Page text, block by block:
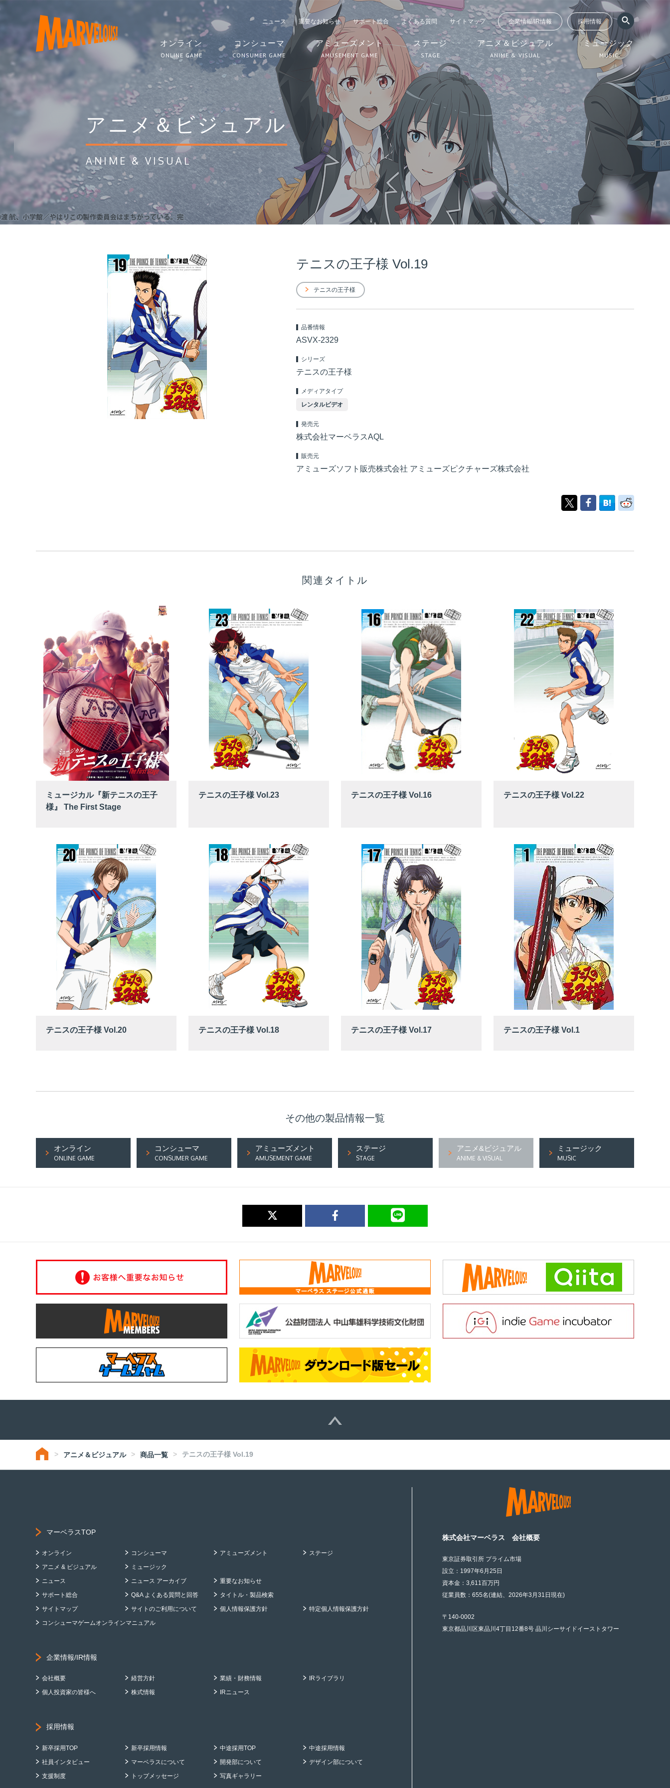
ニュース 重要なお知らせ サポート総合 よくある質問 サイトマップ 企業情報/IR情報 採用情報
オンライン
ONLINE GAME
コンシューマ
CONSUMER GAME
アミューズメント
AMUSEMENT GAME
ステージ
STAGE
アニメ＆ビジュアル
ANIME & VISUAL
ミュージック
MUSIC
アニメ＆ビジュアル
ANIME & VISUAL
テニスの王子様 Vol.19
テニスの王子様
品番情報
ASVX-2329
シリーズ
テニスの王子様
メディアタイプ
レンタルビデオ
発売元
株式会社マーベラスAQL
販売元
アミューズソフト販売株式会社 アミューズピクチャーズ株式会社
関連タイトル
ミュージカル『新テニスの王子
様』 The First Stage
テニスの王子様 Vol.23 テニスの王子様 Vol.16 テニスの王子様 Vol.22
テニスの王子様 Vol.20 テニスの王子様 Vol.18 テニスの王子様 Vol.17 テニスの王子様 Vol.1
その他の製品情報一覧
オンライン
ONLINE GAME
コンシューマ
CONSUMER GAME
アミューズメント
AMUSEMENT GAME
ステージ
STAGE
アニメ&ビジュアル
ANIME & VISUAL
ミュージック
MUSIC
アニメ＆ビジュアル 商品一覧 テニスの王子様 Vol.19
マーベラスTOP
オンライン コンシューマ アミューズメント
ステージ
アニメ & ビジュアル
ミュージック
ニュース
ニュース アーカイブ
重要なお知らせ
サポート総合
Q&A よくある質問と回答
タイトル・製品検索
サイトマップ
サイトのご利用について 個人情報保護方針
特定個人情報保護方針
コンシューマゲームオンラインマニュアル
企業情報/IR情報
会社概要 経営方針 業績・財務情報
IRライブラリ
個人投資家の皆様へ
株式情報 IRニュース
採用情報
新卒採用TOP 新卒採用情報 中途採用TOP
中途採用情報
社員インタビュー
マーベラスについて 開発部について
デザイン部について
支援制度
トップメッセージ 写真ギャラリー
株式会社マーベラス 会社概要
東京証券取引所 プライム市場
設立：1997年6月25日
資本金：3,611百万円
従業員数：655名(連結、2026年3月31日現在)
〒140-0002
東京都品川区東品川4丁目12番8号 品川シーサイドイーストタワー